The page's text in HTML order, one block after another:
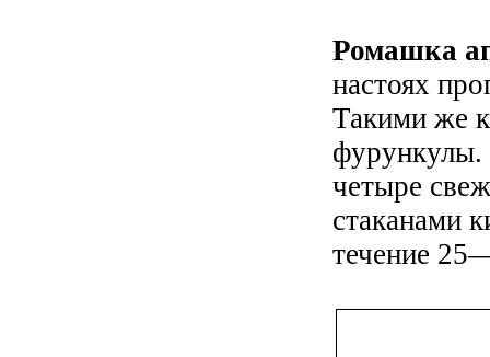
Ромашка
настоях
Такими же
фурункулы.
четыре
стаканами
течение